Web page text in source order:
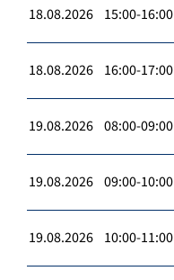
18.08.2026 15:00-16:00
18.08.2026 16:00-17:00
19.08.2026 08:00-09:00
19.08.2026 09:00-10:00
19.08.2026 10:00-11:00